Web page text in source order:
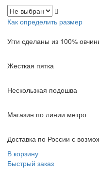
Как определить размер
Угги сделаны из 100%
Жесткая пятка
Нескользкая подошва
Магазин по линии метро
Доставка по России с
В корзину
Быстрый заказ